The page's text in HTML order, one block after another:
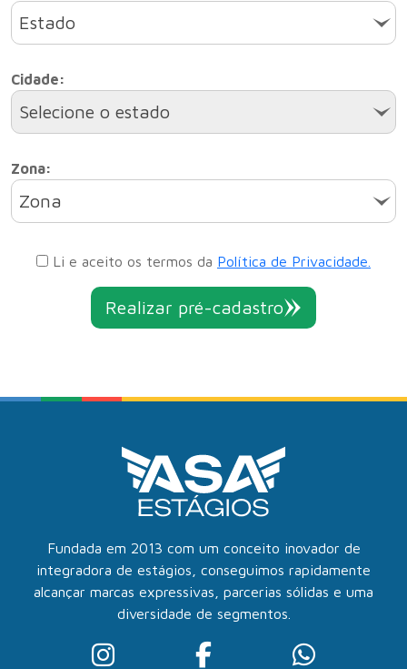
Estado
Cidade:
Selecione o estado
Zona:
Zona
Li e aceito os termos da Política de Privacidade.
Realizar pré-cadastro
Fundada em 2013 com um conceito inovador de
integradora de estágios, conseguimos rapidamente
alcançar marcas expressivas, parcerias sólidas e uma
diversidade de segmentos.